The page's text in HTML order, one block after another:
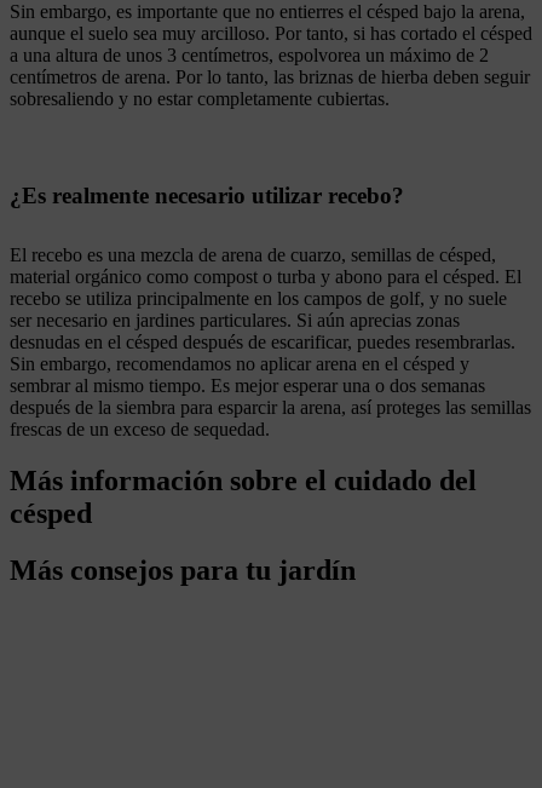
Sin embargo, es importante que no entierres el césped bajo la arena,
aunque el suelo sea muy arcilloso. Por tanto, si has cortado el césped
a una altura de unos 3 centímetros, espolvorea un máximo de 2
centímetros de arena. Por lo tanto, las briznas de hierba deben seguir
sobresaliendo y no estar completamente cubiertas.
¿Es realmente necesario utilizar recebo?
El recebo es una mezcla de arena de cuarzo, semillas de césped,
material orgánico como compost o turba y abono para el césped. El
recebo se utiliza principalmente en los campos de golf, y no suele
ser necesario en jardines particulares. Si aún aprecias zonas
desnudas en el césped después de escarificar, puedes resembrarlas.
Sin embargo, recomendamos no aplicar arena en el césped y
sembrar al mismo tiempo. Es mejor esperar una o dos semanas
después de la siembra para esparcir la arena, así proteges las semillas
frescas de un exceso de sequedad.
Más información sobre el cuidado del
césped
Más consejos para tu jardín